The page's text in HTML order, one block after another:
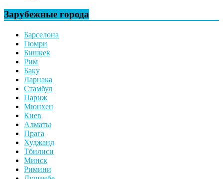
Зарубежные города
Барселона
Гюмри
Бишкек
Рим
Баку
Ларнака
Стамбул
Париж
Мюнхен
Киев
Алматы
Прага
Худжанд
Тбилиси
Минск
Римини